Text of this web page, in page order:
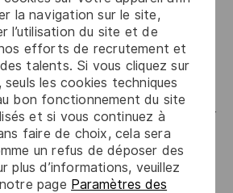
la navigation sur le site,
l’utilisation du site et de
efforts de recrutement et
talents. Si vous cliquez sur
seuls les cookies techniques
bon fonctionnement du site
et si vous continuez à
faire de choix, cela sera
un refus de déposer des
plus d’informations, veuillez
page Paramètres des
curieux, proactif, autonome
d’analyse ?
l'incertitude et le changement, et
redéfinir les priorités et vous adapter